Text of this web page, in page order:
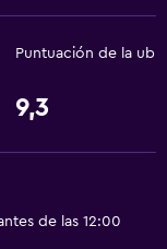
Puntuación de la
9,3
de las 12:00